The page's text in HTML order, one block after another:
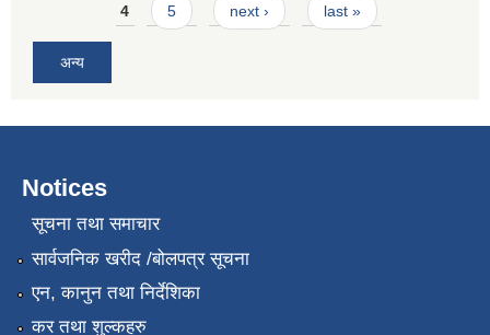
4 5 next › last »
अन्य
Notices
सूचना तथा समाचार
सार्वजनिक खरीद /बोलपत्र सूचना
एन, कानुन तथा निर्देशिका
कर तथा शुल्कहरु